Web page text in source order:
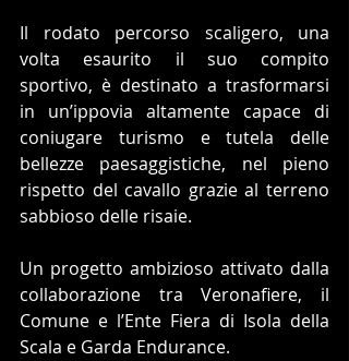
Il rodato percorso scaligero, una
volta esaurito il suo compito
sportivo, è destinato a trasformarsi
in un’ippovia altamente capace di
coniugare turismo e tutela delle
bellezze paesaggistiche, nel pieno
rispetto del cavallo grazie al terreno
sabbioso delle risaie.
Un progetto ambizioso attivato dalla
collaborazione tra Veronafiere, il
Comune e l’Ente Fiera di Isola della
Scala e Garda Endurance.